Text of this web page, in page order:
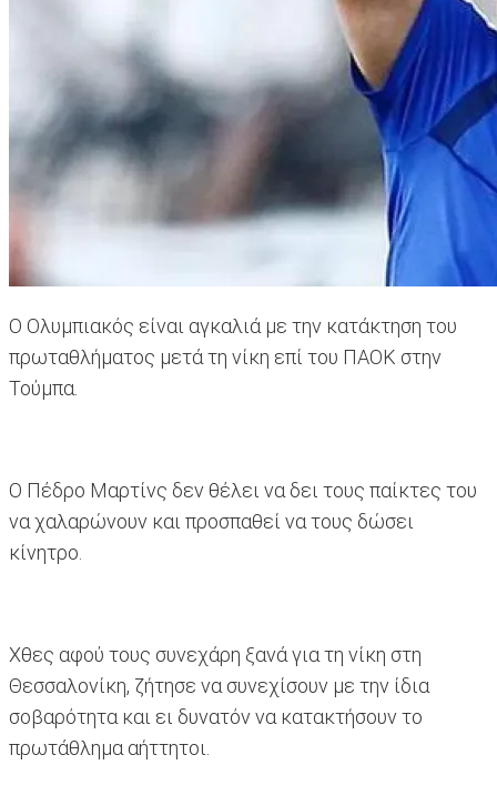
Ο Ολυμπιακός είναι αγκαλιά με την κατάκτηση του
πρωταθλήματος μετά τη νίκη επί του ΠΑΟΚ στην
Τούμπα.
Ο Πέδρο Μαρτίνς δεν θέλει να δει τους παίκτες του
να χαλαρώνουν και προσπαθεί να τους δώσει
κίνητρο.
Χθες αφού τους συνεχάρη ξανά για τη νίκη στη
Θεσσαλονίκη, ζήτησε να συνεχίσουν με την ίδια
σοβαρότητα και ει δυνατόν να κατακτήσουν το
πρωτάθλημα αήττητοι.